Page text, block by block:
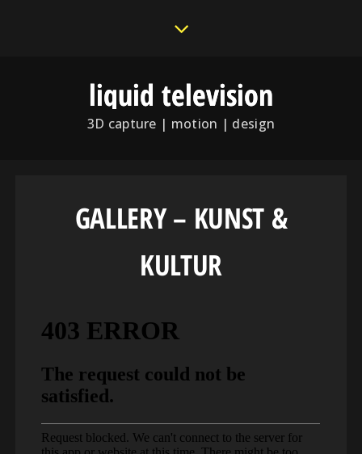
liquid television
3D capture | motion | design
GALLERY – KUNST &
KULTUR